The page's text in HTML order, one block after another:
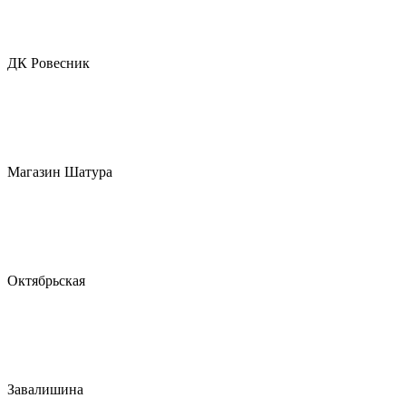
ДК Ровесник
Магазин Шатура
Октябрьская
Завалишина